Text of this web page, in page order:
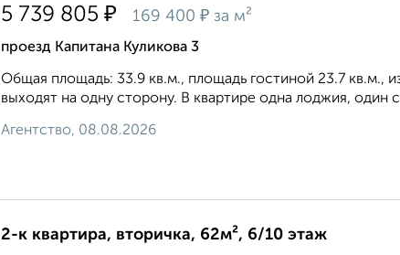
5 739 805 ₽ 169 400 ₽ за м²
проезд Капитана Куликова 3
Общая площадь: 33.9 кв.м., площадь гостиной 23.7 кв.м.,
выходят на одну сторону. В квартире одна лоджия,
Агентство, 08.08.2026
2-к квартира, вторичка, 62м², 6/10 этаж